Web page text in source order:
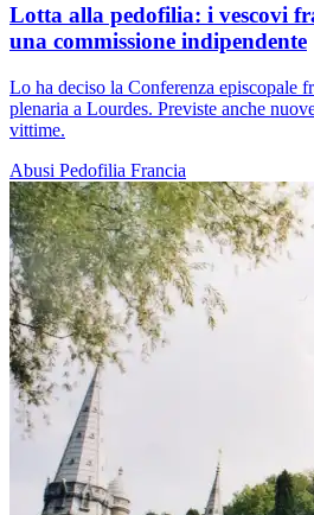
Lotta alla pedofilia: i vescovi
una commissione indipendente
Lo ha deciso la Conferenza episcopale
plenaria a Lourdes. Previste anche
vittime.
Abusi Pedofilia Francia